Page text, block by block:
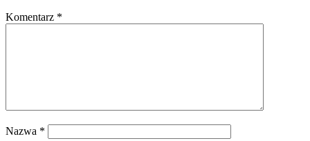
Komentarz *
Nazwa *